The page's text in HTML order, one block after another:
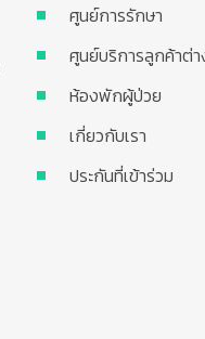
ศูนย์การรักษา
ศูนย์บริการลูกค้าต่า
ห้องพักผู้ป่วย
เกี่ยวกับเรา
ประกันที่เข้าร่วม